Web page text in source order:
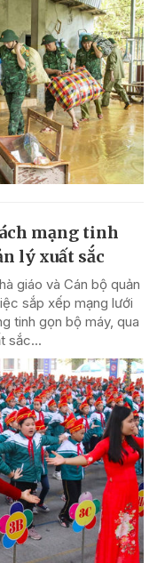
mạng tinh
lý xuất sắc
giáo và Cán bộ quản
sắp xếp mạng lưới
tinh gọn bộ máy, qua
sắc...